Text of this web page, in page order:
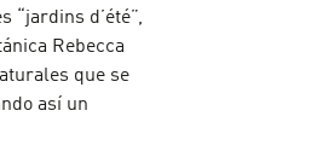
“jardins d’été”,
Rebecca
que se
así un